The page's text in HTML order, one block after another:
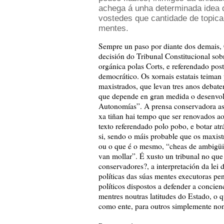
achega á unha determinada
vostedes que cantidade de
mentes.
Sempre un paso por diante dos
decisión do Tribunal Constitucional
orgánica polas Corts, e referendado
democrático. Os xornais estatais
maxistrados, que levan tres anos
que depende en gran medida o
Autonomías”. A prensa conservadora
xa tiñan hai tempo que ser renovados
texto referendado polo pobo, e botar
si, sendo o máis probable que os
ou o que é o mesmo, “cheas de
van mollar”. É xusto un tribunal no
conservadores?, a interpretación da lei
políticas das súas mentes executoras
políticos dispostos a defender a
mentres noutras latitudes do Estado, o
como ente, para outros simplemente